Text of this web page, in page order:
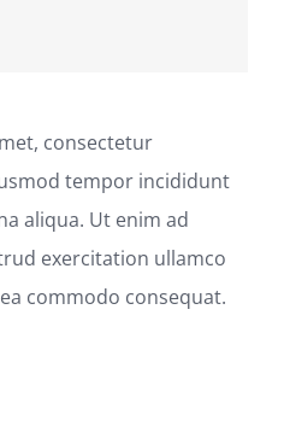
consectetur
tempor incididunt
aliqua. Ut enim ad
exercitation ullamco
commodo consequat.